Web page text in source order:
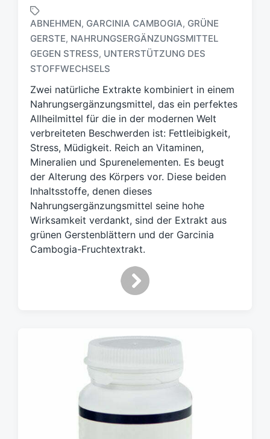
c
h
l
g
w
ö
r
t
e
r
ABNEHMEN, GARCINIA CAMBOGIA, GRÜNE
GERSTE, NAHRUNGSERGÄNZUNGSMITTEL
GEGEN STRESS, UNTERSTÜTZUNG DES
STOFFWECHSELS
Zwei natürliche Extrakte kombiniert in einem
Nahrungsergänzungsmittel, das ein perfektes
Allheilmittel für die in der modernen Welt
verbreiteten Beschwerden ist: Fettleibigkeit,
Stress, Müdigkeit. Reich an Vitaminen,
Mineralien und Spurenelementen. Es beugt
der Alterung des Körpers vor. Diese beiden
Inhaltsstoffe, denen dieses
Nahrungsergänzungsmittel seine hohe
Wirksamkeit verdankt, sind der Extrakt aus
grünen Gerstenblättern und der Garcinia
Cambogia-Fruchtextrakt.